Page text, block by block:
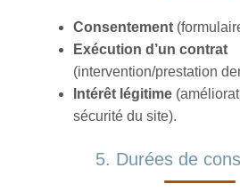
Consentement
Exécution d’un contrat
(intervention/prestation
Intérêt légitime
sécurité du site).
5. Durées de